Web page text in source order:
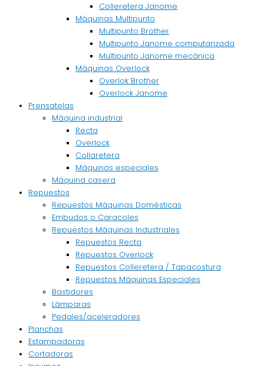
Colleretera Janome
Máquinas Multipunto
Multipunto Brother
Multipunto Janome computarizada
Multipunto Janome mecánica
Máquinas Overlock
Overlok Brother
Overlock Janome
Prensatelas
Máquina industrial
Recta
Overlock
Collaretera
Máquinas especiales
Máquina casera
Repuestos
Repuestos Máquinas Domésticas
Embudos o Caracoles
Repuestos Máquinas Industriales
Repuestos Recta
Repuestos Overlock
Repuestos Colleretera / Tapacostura
Repuestos Máquinas Especiales
Bastidores
Lámparas
Pedales/aceleradores
Planchas
Estampadoras
Cortadoras